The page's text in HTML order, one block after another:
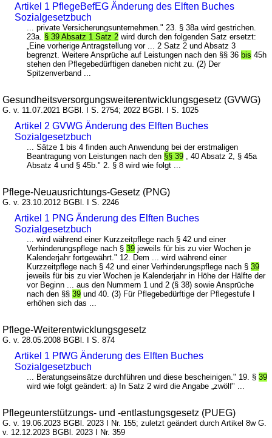
Artikel 1 PflegeBefEG Änderung des Elften Buches
Sozialgesetzbuch
... private Versicherungsunternehmen." 23. § 38a wird gestrichen.
23a. § 39 Absatz 1 Satz 2 wird durch den folgenden Satz ersetzt:
„Eine vorherige Antragstellung vor ... 2 Satz 2 und Absatz 3
begrenzt. Weitere Ansprüche auf Leistungen nach den §§ 36bis 45h
stehen den Pflegebedürftigen daneben nicht zu. (2) Der
Spitzenverband ...
Gesundheitsversorgungsweiterentwicklungsgesetz (GVWG)
G. v. 11.07.2021 BGBl. I S. 2754; 2022 BGBl. I S. 1025
Artikel 2 GVWG Änderung des Elften Buches
Sozialgesetzbuch
... Sätze 1 bis 4 finden auch Anwendung bei der erstmaligen
Beantragung von Leistungen nach den §§ 39 , 40 Absatz 2, § 45a
Absatz 4 und § 45b." 2. § 8 wird wie folgt ...
Pflege-Neuausrichtungs-Gesetz (PNG)
G. v. 23.10.2012 BGBl. I S. 2246
Artikel 1 PNG Änderung des Elften Buches
Sozialgesetzbuch
... wird während einer Kurzzeitpflege nach § 42 und einer
Verhinderungspflege nach §39 jeweils für bis zu vier Wochen je
Kalenderjahr fortgewährt." 12. Dem ... wird während einer
Kurzzeitpflege nach § 42 und einer Verhinderungspflege nach §39
jeweils für bis zu vier Wochen je Kalenderjahr in Höhe der Hälfte der
vor Beginn ... aus den Nummern 1 und 2 (§ 38) sowie Ansprüche
nach den §§39 und 40. (3) Für Pflegebedürftige der Pflegestufe I
erhöhen sich das ...
Pflege-Weiterentwicklungsgesetz
G. v. 28.05.2008 BGBl. I S. 874
Artikel 1 PfWG Änderung des Elften Buches
Sozialgesetzbuch
... Beratungseinsätze durchführen und diese bescheinigen." 19. §39
wird wie folgt geändert: a) In Satz 2 wird die Angabe „zwölf" ...
Pflegeunterstützungs- und -entlastungsgesetz (PUEG)
G. v. 19.06.2023 BGBl. 2023 I Nr. 155; zuletzt geändert durch Artikel 8w G.
v. 12.12.2023 BGBl. 2023 I Nr. 359